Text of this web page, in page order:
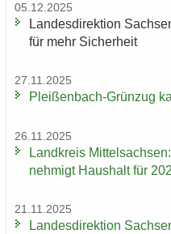
05.12.2025
Lan­des­di­rek­ti­on
für mehr Si­cher­heit
27.11.2025
Pleißenbach-​Grünzug
26.11.2025
Land­kreis
neh­migt Haus­halt für
21.11.2025
Lan­des­di­rek­ti­on